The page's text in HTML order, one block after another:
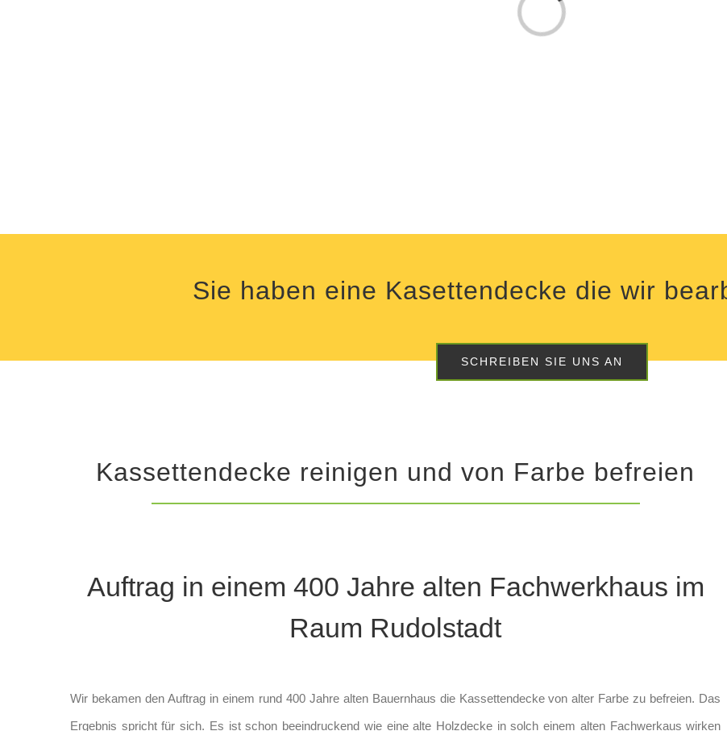
Laden...
Sie haben eine Kasettendecke die wir
SCHREIBEN SIE UNS AN
Kassettendecke reinigen und von Farbe befreien
Auftrag in einem 400 Jahre alten Fachwerkhaus im
Raum Rudolstadt
Wir bekamen den Auftrag in einem rund 400 Jahre alten Bauernhaus die Kassettendecke von alter Farbe zu befreien. Das
Ergebnis spricht für sich. Es ist schon beeindruckend wie eine alte Holzdecke in solch einem alten Fachwerkaus wirken